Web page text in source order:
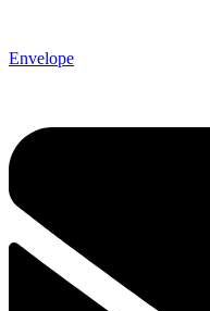
Envelope